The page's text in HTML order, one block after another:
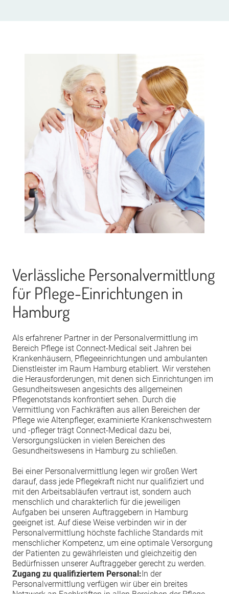
Verlässliche Personalvermittlung
für Pflege-Einrichtungen in
Hamburg
Als erfahrener Partner in der Personalvermittlung im
Bereich Pflege ist Connect-Medical seit Jahren bei
Krankenhäusern, Pflegeeinrichtungen und ambulanten
Dienstleister im Raum Hamburg etabliert. Wir verstehen
die Herausforderungen, mit denen sich Einrichtungen im
Gesundheitswesen angesichts des allgemeinen
Pflegenotstands konfrontiert sehen. Durch die
Vermittlung von Fachkräften aus allen Bereichen der
Pflege wie Altenpfleger, examinierte Krankenschwestern
und -pfleger trägt Connect-Medical dazu bei,
Versorgungslücken in vielen Bereichen des
Gesundheitswesens in Hamburg zu schließen.
Bei einer Personalvermittlung legen wir großen Wert
darauf, dass jede Pflegekraft nicht nur qualifiziert und
mit den Arbeitsabläufen vertraut ist, sondern auch
menschlich und charakterlich für die jeweiligen
Aufgaben bei unseren Auftraggebern in Hamburg
geeignet ist. Auf diese Weise verbinden wir in der
Personalvermittlung höchste fachliche Standards mit
menschlicher Kompetenz, um eine optimale Versorgung
der Patienten zu gewährleisten und gleichzeitig den
Bedürfnissen unserer Auftraggeber gerecht zu werden.
Zugang zu qualifiziertem Personal:In der
Personalvermittlung verfügen wir über ein breites